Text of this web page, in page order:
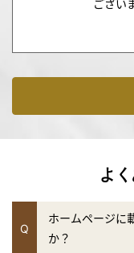
ござい
よ
Q
ホームページに
か？